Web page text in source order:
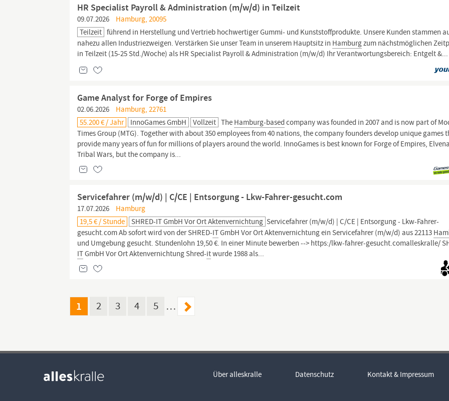
HR Specialist Payroll & Administration (m/w/d) in Teilzeit
09.07.2026
Hamburg, 20095
Teilzeit führend in Herstellung und Vertrieb hochwertiger Gummi- und Kunststoffprodukte. Unsere Kunden stammen
nahezu allen Industriezweigen. Verstärken Sie unser Team in unserem Hauptsitz in Hamburgzum nächstmöglichen
in Teilzeit (15-25 Std./Woche) als HR Specialist Payroll & Administration (m/w/d) Ihr Verantwortungsbereich: Entgelt &...
Game Analyst for Forge of Empires
02.06.2026
Hamburg, 22761
55.200 € / Jahr
InnoGames GmbH Vollzeit The Hamburg-based company was founded in 2007 and is now part of
Times Group (MTG). Together with about 350 employees from 40 nations, the company founders develop unique games
provide many years of fun for millions of players around the world. InnoGames is best known for Forge of Empires,
Tribal Wars, but the company is...
Servicefahrer (m/w/d) | C/CE | Entsorgung - Lkw-Fahrer-gesucht.com
17.07.2026
Hamburg
19,5 € / Stunde
SHRED-IT GmbH Vor Ort Aktenvernichtung Servicefahrer (m/w/d) | C/CE | Entsorgung - Lkw-Fahrer-
gesucht.com Ab sofort wird von der SHRED-ITGmbH Vor Ort Aktenvernichtung ein Servicefahrer (m/w/d) aus 22113
und Umgebung gesucht. Stundenlohn 19,50 €. In einer Minute bewerben --> https:/lkw-fahrer-gesucht.comalleskralle/
ITGmbH Vor Ort Aktenvernichtung Shred-itwurde 1988 als...
1 2 3 4 5 …
Über alleskralle Datenschutz Kontakt & Impressum